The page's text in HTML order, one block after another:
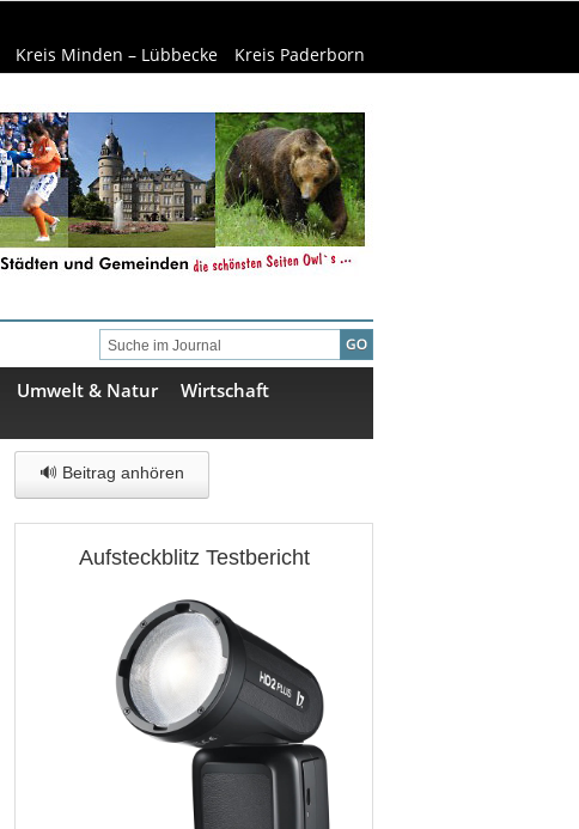
Kreis Minden – Lübbecke Kreis Paderborn
Umwelt & Natur
Wirtschaft
🔊 Beitrag anhören
Aufsteckblitz Testbericht